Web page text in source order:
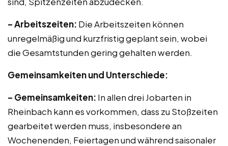
– Arbeitszeiten: Die Arbeitszeiten können
unregelmäßig und kurzfristig geplant sein, wobei
die Gesamtstunden gering gehalten werden.
Gemeinsamkeiten und Unterschiede:
– Gemeinsamkeiten: In allen drei Jobarten in
Rheinbach kann es vorkommen, dass zu Stoßzeiten
gearbeitet werden muss, insbesondere an
Wochenenden, Feiertagen und während saisonaler